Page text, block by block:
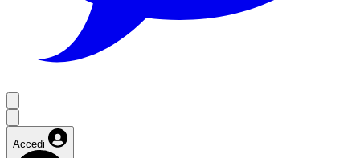
Accedi